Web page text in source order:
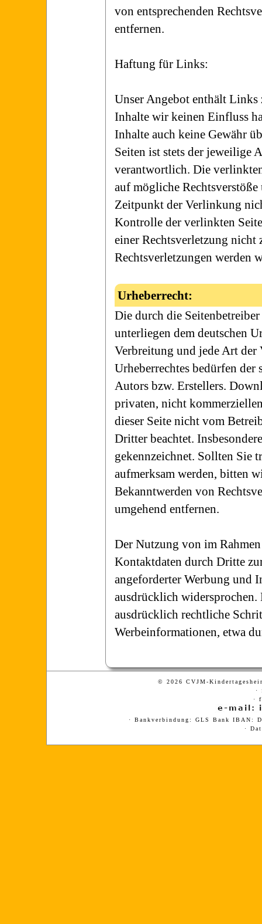
von entsprechenden
entfernen.
Haftung für Links:
Unser Angebot enthält Links
Inhalte wir keinen Einfluss
Inhalte auch keine Gewähr
Seiten ist stets der jeweilige
verantwortlich. Die
auf mögliche
Zeitpunkt der Verlinkung
Kontrolle der verlinkten
einer Rechtsverletzung
Rechtsverletzungen werden
Urheberrecht:
Die durch die
unterliegen dem deutschen
Verbreitung und jede Art der
Urheberrechtes bedürfen
Autors bzw. Erstellers.
privaten, nicht
dieser Seite nicht vom
Dritter beachtet.
gekennzeichnet. Sollten Sie
aufmerksam werden, bitten
Bekanntwerden von
umgehend entfernen.
Der Nutzung von im
Kontaktdaten durch Dritte
angeforderter Werbung und
ausdrücklich widersprochen.
ausdrücklich rechtliche
Werbeinformationen, etwa
© 2026 CVJM-
·
·
· Bankverbindung: GLS Bank IBAN:
·